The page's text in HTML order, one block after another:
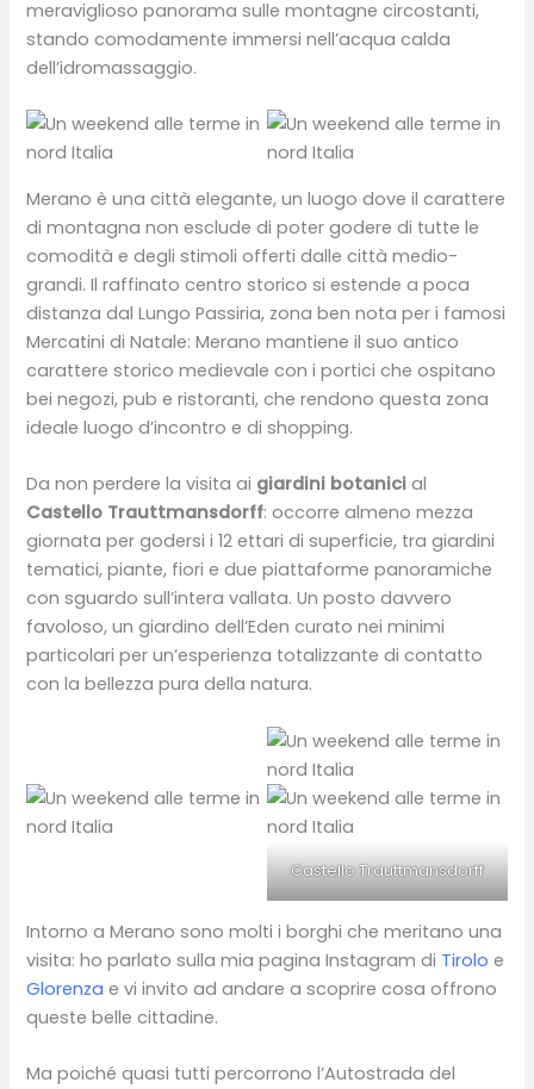
meraviglioso panorama sulle montagne circostanti,
stando comodamente immersi nell’acqua calda
dell’idromassaggio.
Merano è una città elegante, un luogo dove il carattere
di montagna non esclude di poter godere di tutte le
comodità e degli stimoli offerti dalle città medio-
grandi. Il raffinato centro storico si estende a poca
distanza dal Lungo Passiria, zona ben nota per i famosi
Mercatini di Natale: Merano mantiene il suo antico
carattere storico medievale con i portici che ospitano
bei negozi, pub e ristoranti, che rendono questa zona
ideale luogo d’incontro e di shopping.
Da non perdere la visita ai giardini botanici al
Castello Trauttmansdorff: occorre almeno mezza
giornata per godersi i 12 ettari di superficie, tra giardini
tematici, piante, fiori e due piattaforme panoramiche
con sguardo sull’intera vallata. Un posto davvero
favoloso, un giardino dell’Eden curato nei minimi
particolari per un’esperienza totalizzante di contatto
con la bellezza pura della natura.
Castello Trauttmansdorff
Intorno a Merano sono molti i borghi che meritano una
visita: ho parlato sulla mia pagina Instagram di Tirolo e
Glorenza e vi invito ad andare a scoprire cosa offrono
queste belle cittadine.
Ma poiché quasi tutti percorrono l’Autostrada del